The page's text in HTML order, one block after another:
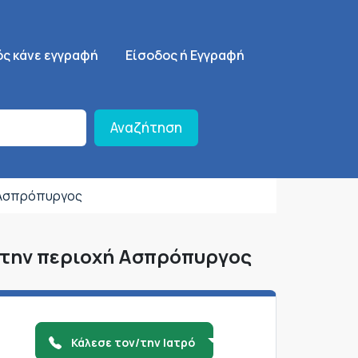
κάνε εγγραφή SignUp Menu
Είσοδος ή Εγγραφή
Αναζήτηση
περιοχή Ασπρόπυργος
Κάλεσε τον/την Ιατρό